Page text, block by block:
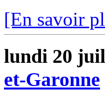
[En savoir
lundi 20
et-Garonne